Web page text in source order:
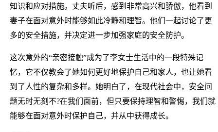
知识和应对措施。丈夫听后，感到非常高兴和骄傲，他看到
妻子在面对意外时能够如此冷静和理智。他们一起讨论了更
多的安全措施，并决定进一步加强家庭的安全防护。
这次意外的“亲密接触”成为了李女士生活中的一段特殊记
忆，它不仅教会了她如何更好地保护自己和家人，也让她看
到了人性的复杂和多样。她明白了，在现代社会中，安全问
题无时无刻不?在我们面前，但只要保持理智和警惕，我们就
能够在面对意外时保护自己，并从中获得成长。